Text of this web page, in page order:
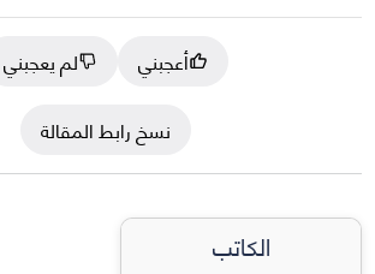
أعجبني
لم يعجبني
نسخ رابط المقالة
الكاتب